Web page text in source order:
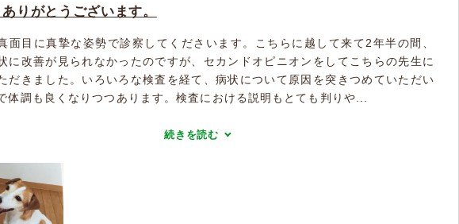
りがとうございます。
面目に真摯な姿勢で診察してくださいます。こちらに越して来て2年半の間、
に改善が見られなかったのですが、セカンドオピニオンをしてこちらの先生に
だきました。いろいろな検査を経て、病状について原因を突きつめていただい
体調も良くなりつつあります。検査における説明もとても判りや...
続きを読む